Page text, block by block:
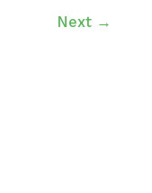
Next →